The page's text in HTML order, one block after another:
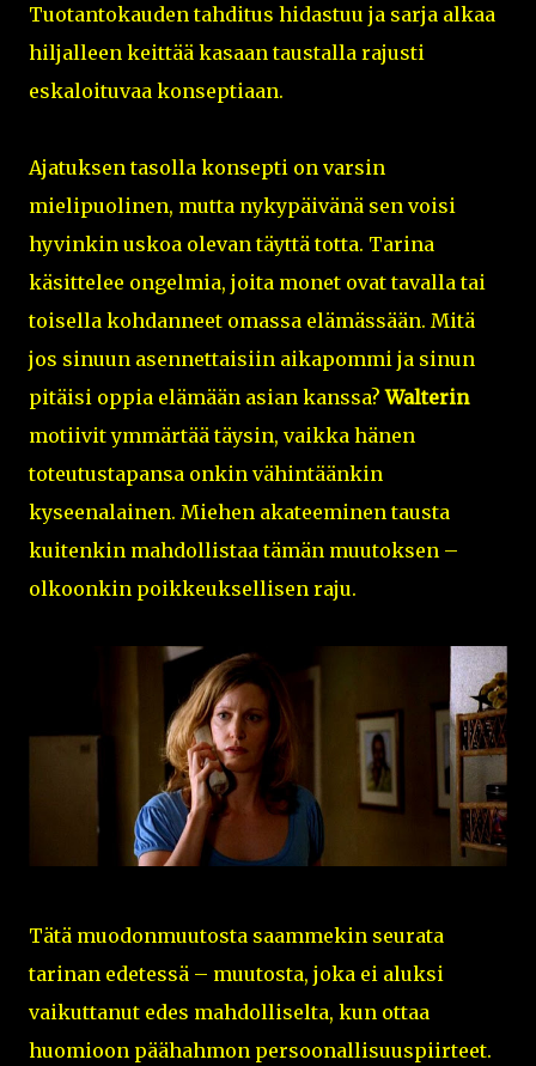
Tuotantokauden tahditus hidastuu ja sarja alkaa
hiljalleen keittää kasaan taustalla rajusti
eskaloituvaa konseptiaan.
Ajatuksen tasolla konsepti on varsin
mielipuolinen, mutta nykypäivänä sen voisi
hyvinkin uskoa olevan täyttä totta. Tarina
käsittelee ongelmia, joita monet ovat tavalla tai
toisella kohdanneet omassa elämässään. Mitä
jos sinuun asennettaisiin aikapommi ja sinun
pitäisi oppia elämään asian kanssa?Walterin
motiivit ymmärtää täysin, vaikka hänen
toteutustapansa onkin vähintäänkin
kyseenalainen. Miehen akateeminen tausta
kuitenkin mahdollistaa tämän muutoksen –
olkoonkin poikkeuksellisen raju.
Tätä muodonmuutosta saammekin seurata
tarinan edetessä – muutosta, joka ei aluksi
vaikuttanut edes mahdolliselta, kun ottaa
huomioon päähahmon persoonallisuuspiirteet.